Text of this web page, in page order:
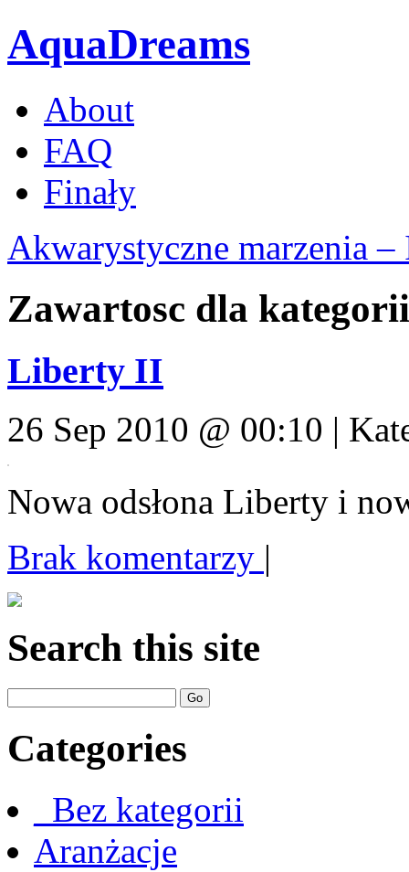
AquaDreams
About
FAQ
Finały
Akwarystyczne marzenia
Zawartosc dla
Liberty II
26 Sep 2010 @ 00:10 |
Nowa odsłona Liberty i
Brak komentarzy |
Search this site
Categories
_Bez kategorii
Aranżacje